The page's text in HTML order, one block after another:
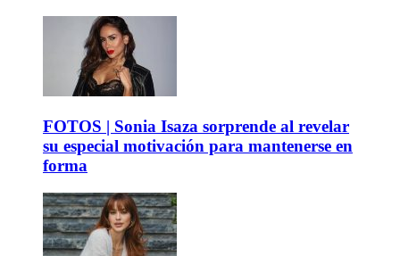
FOTOS | Sonia Isaza sorprende al revelar
su especial motivación para mantenerse en
forma